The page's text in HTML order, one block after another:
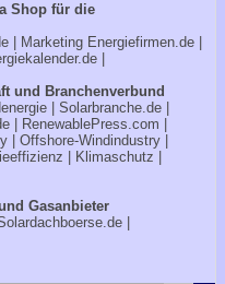
Shop für die
| Marketing Energiefirmen.de
und Branchenverbund
Solarbranche.de
RenewablePress.com
Offshore-Windindustry |
Klimaschutz
Gasanbieter